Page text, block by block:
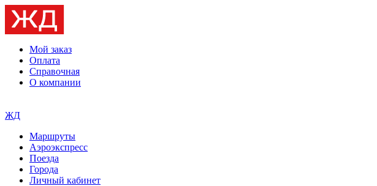
Мой заказ
Оплата
Справочная
О компании
ЖД
Маршруты
Аэроэкспресс
Поезда
Города
Личный кабинет